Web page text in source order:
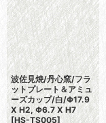
波佐見焼/丹心窯/フラ
ットプレート＆アミュ
ーズカップ/白/Φ17.9
X H2, Φ6.7 X H7
[HS-TS005]